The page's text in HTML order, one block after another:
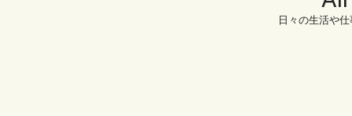
日々の生活や